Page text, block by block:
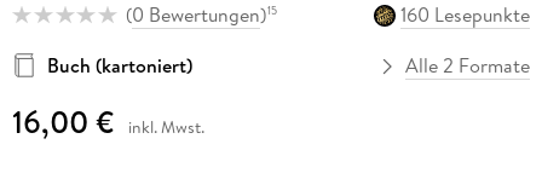
(0 Bewertungen)15
160 Lesepunkte
Buch (kartoniert)
Alle 2 Formate
16,00 € inkl. Mwst.